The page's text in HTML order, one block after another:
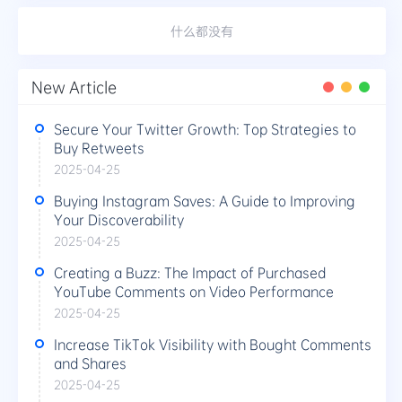
什么都没有
New Article
Secure Your Twitter Growth: Top Strategies to
Buy Retweets
2025-04-25
Buying Instagram Saves: A Guide to Improving
Your Discoverability
2025-04-25
Creating a Buzz: The Impact of Purchased
YouTube Comments on Video Performance
2025-04-25
Increase TikTok Visibility with Bought Comments
and Shares
2025-04-25